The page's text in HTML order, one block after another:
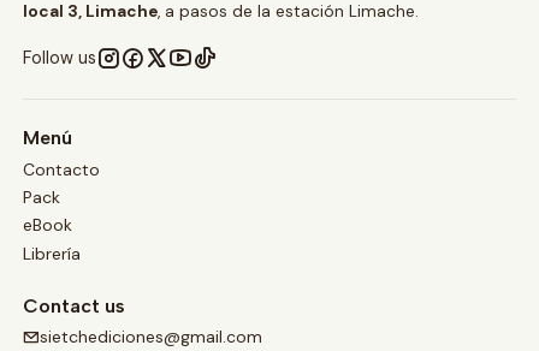
local 3, Limache, a pasos de la estación Limache.
Follow us
Menú
Contacto
Pack
eBook
Librería
Contact us
sietchediciones@gmail.com